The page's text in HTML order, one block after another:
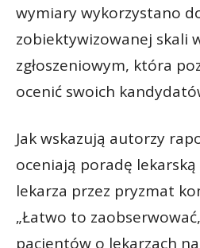
wymiary wykorzystano
zobiektywizowanej skali
zgłoszeniowym, która
ocenić swoich
Jak wskazują autorzy
oceniają poradę
lekarza przez pryzmat
„Łatwo to
pacjentów o lekarzach